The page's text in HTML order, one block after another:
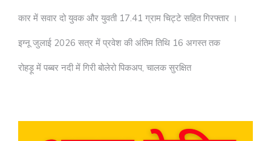
कार में सवार दो युवक और युवती 17.41 ग्राम चिट्टे सहित गिरफ्तार ।
इग्नू जुलाई 2026 सत्र में प्रवेश की अंतिम तिथि 16 अगस्त तक
रोहड़ू में पब्बर नदी में गिरी बोलेरो पिकअप, चालक सुरक्षित